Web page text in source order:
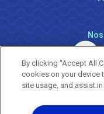
By clicking “Accept All
cookies on your device
site usage, and assist